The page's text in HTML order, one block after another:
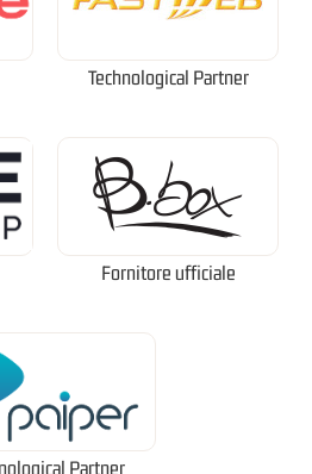
Technological Partner
Fornitore ufficiale
Partner